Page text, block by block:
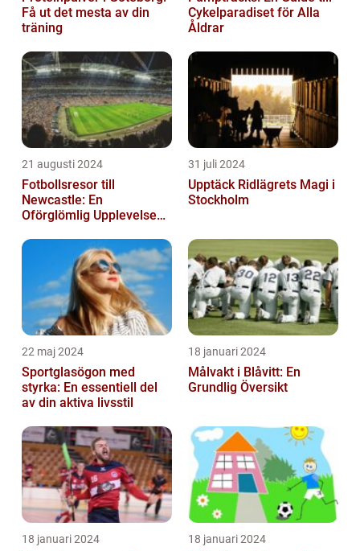
Få ut det mesta av din
träning
Cykelparadiset för Alla
Åldrar
21 augusti 2024
Fotbollsresor till
Newcastle: En
Oförglömlig Upplevelse
31 juli 2024
Upptäck Ridlägrets Magi i
Stockholm
22 maj 2024
Sportglasögon med
styrka: En essentiell del
av din aktiva livsstil
18 januari 2024
Målvakt i Blåvitt: En
Grundlig Översikt
18 januari 2024 18 januari 2024